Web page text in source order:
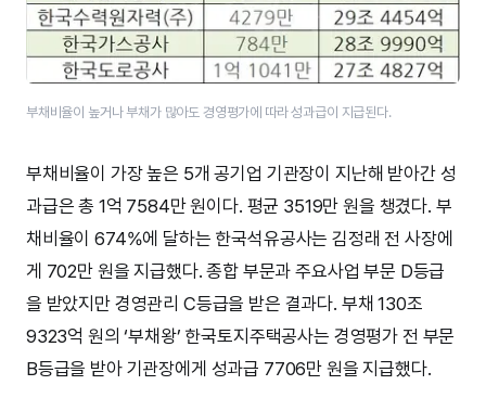
부채비율이 높거나 부채가 많아도 경영평가에 따라 성과급이 지급된다.
부채비율이 가장 높은 5개 공기업 기관장이 지난해 받아간 성
과급은 총 1억 7584만 원이다. 평균 3519만 원을 챙겼다. 부
채비율이 674%에 달하는 한국석유공사는 김정래 전 사장에
게 702만 원을 지급했다. 종합 부문과 주요사업 부문 D등급
을 받았지만 경영관리 C등급을 받은 결과다. 부채 130조
9323억 원의 ‘부채왕’ 한국토지주택공사는 경영평가 전 부문
B등급을 받아 기관장에게 성과급 7706만 원을 지급했다.